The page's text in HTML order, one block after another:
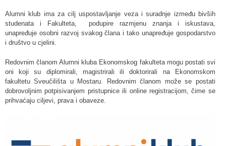
Alumni klub ima za cilj uspostavljanje veza i suradnje između bivših
studenata i Fakulteta, podupire razmjenu znanja i iskustava,
unapređuje osobni razvoj svakog člana i tako unapređuje gospodarstvo
i društvo u cjelini.
Redovnim članom Alumni kluba Ekonomskog fakulteta mogu postati svi
oni koji su diplomirali, magistrirali ili doktorirali na Ekonomskom
fakultetu Sveučilišta u Mostaru. Redovnim članom može se postati
dobrovoljnim potpisivanjem pristupnice ili online registracijom, čime se
prihvaćaju ciljevi, prava i obaveze.